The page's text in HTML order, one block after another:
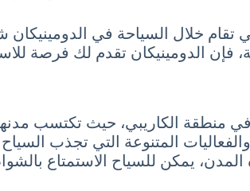
فإن الدومينيكان تقدم لك فرصة
في منطقة الكاريبي، حيث تكتسب
المتنوعة التي تجذب
المدن، يمكن للسياح الاستمتاع